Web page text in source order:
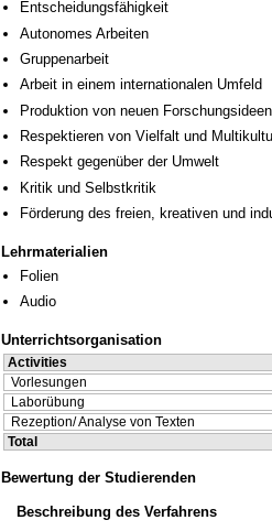
Entscheidungsfähigkeit
Autonomes Arbeiten
Gruppenarbeit
Arbeit in einem internationalen Umfeld
Produktion von neuen Forschungsideen
Respektieren von Vielfalt und
Respekt gegenüber der Umwelt
Kritik und Selbstkritik
Förderung des freien, kreativen und
Lehrmaterialien
Folien
Audio
Unterrichtsorganisation
Activities
Vorlesungen
Laborübung
Rezeption/ Analyse von Texten
Total
Bewertung der Studierenden
Beschreibung des Verfahrens